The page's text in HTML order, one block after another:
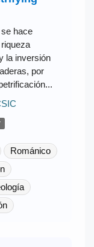
hace
la inversión
por
Románico